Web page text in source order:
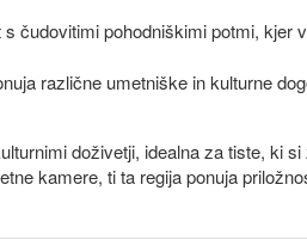
čudovitimi pohodniškimi potmi, kjer
različne umetniške in kulturne
doživetji, idealna za tiste, ki
kamere, ti ta regija ponuja